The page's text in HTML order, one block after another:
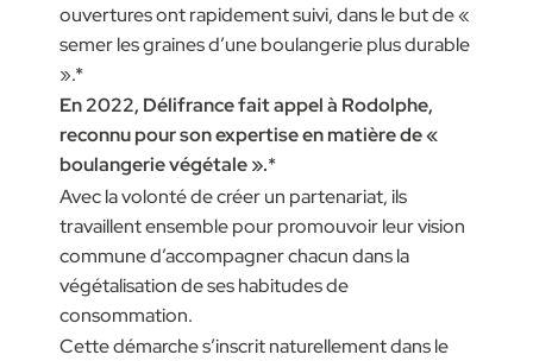
ouvertures ont rapidement suivi, dans le but de «
semer les graines d’une boulangerie plus durable
».*
En 2022, Délifrance fait appel à Rodolphe,
reconnu pour son expertise en matière de «
boulangerie végétale ».*
Avec la volonté de créer un partenariat, ils
travaillent ensemble pour promouvoir leur vision
commune d’accompagner chacun dans la
végétalisation de ses habitudes de
consommation.
Cette démarche s’inscrit naturellement dans le